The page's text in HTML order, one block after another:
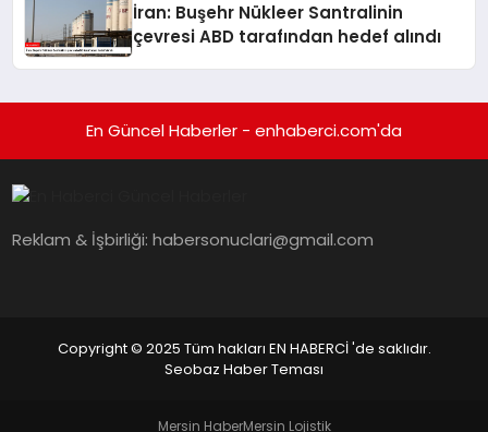
İran: Buşehr Nükleer Santralinin
çevresi ABD tarafından hedef alındı
En Güncel Haberler - enhaberci.com'da
Reklam & İşbirliği:habersonuclari@gmail.com
Copyright © 2025 Tüm hakları EN HABERCİ 'de saklıdır.
Seobaz Haber Teması
Mersin HaberMersin Lojistik